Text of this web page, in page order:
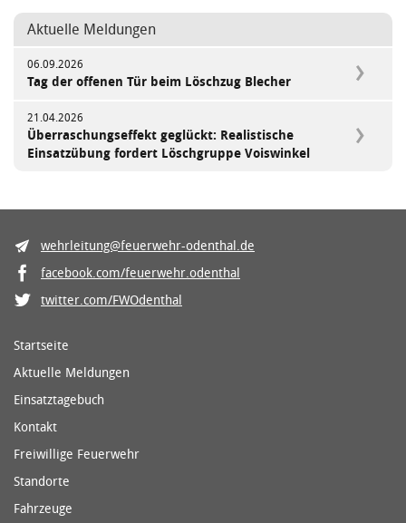
Aktuelle Meldungen
06.09.2026
Tag der offenen Tür beim Löschzug Blecher
21.04.2026
Überraschungseffekt geglückt: Realistische
Einsatzübung fordert Löschgruppe Voiswinkel
wehrleitung@feuerwehr-odenthal.de
facebook.com/feuerwehr.odenthal
twitter.com/FWOdenthal
Startseite
Aktuelle Meldungen
Einsatztagebuch
Kontakt
Freiwillige Feuerwehr
Standorte
Fahrzeuge